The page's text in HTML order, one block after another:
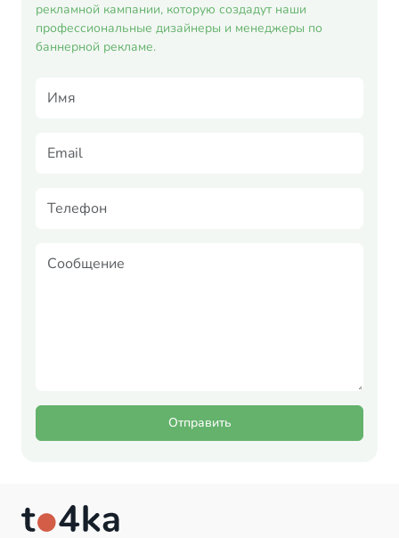
рекламной кампании, которую создадут наши
профессиональные дизайнеры и менеджеры по
баннерной рекламе.
Отправить